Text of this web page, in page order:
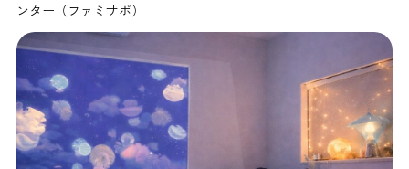
ンター（ファミサポ）